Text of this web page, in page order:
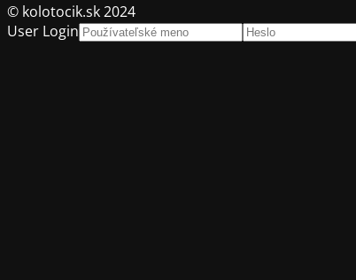
© kolotocik.sk 2024
User Login